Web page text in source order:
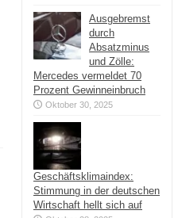
Ausgebremst
durch
Absatzminus
und Zölle:
Mercedes vermeldet 70
Prozent Gewinneinbruch
Oktober 30, 2025
Geschäftsklimaindex:
Stimmung in der deutschen
Wirtschaft hellt sich auf